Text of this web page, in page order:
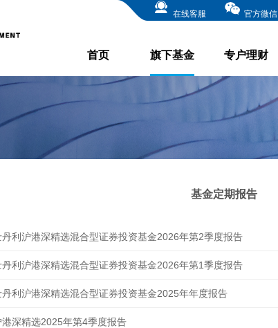
在线客服 官方微信
首页 旗下基金 专户理财
基金定期报告
丹利沪港深精选混合型证券投资基金2026年第2季度报告
丹利沪港深精选混合型证券投资基金2026年第1季度报告
丹利沪港深精选混合型证券投资基金2025年年度报告
港深精选2025年第4季度报告